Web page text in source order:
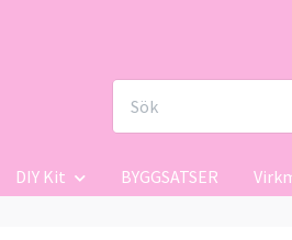
DIY Kit BYGGSATSER